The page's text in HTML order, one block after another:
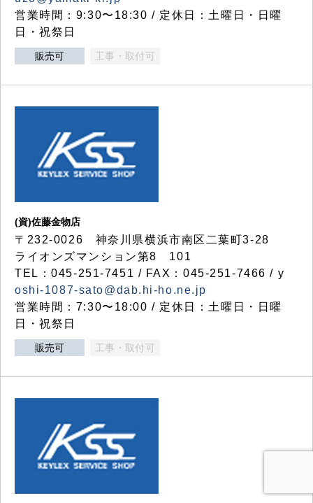
営業時間：9:30〜18:30 / 定休日：土曜日・日曜
日・祝祭日
販売可 工事・取付可
(資)佐藤金物店
〒232-0026 神奈川県横浜市南区二葉町3-28
ライオンズマンション第8 101
TEL：045-251-7451 / FAX：045-251-7466 / y
oshi-1087-sato@dab.hi-ho.ne.jp
営業時間：7:30〜18:00 / 定休日：土曜日・日曜
日・祝祭日
販売可 工事・取付可